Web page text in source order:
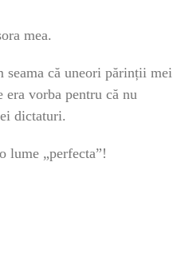
mea.
seama că uneori părinții mei
era vorba pentru că nu
dictaturi.
lume „perfecta”!